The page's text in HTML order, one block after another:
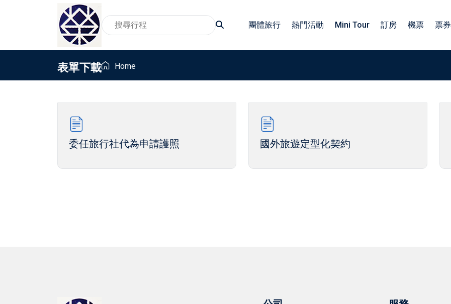
團體旅行 熱門活動 Mini Tour
賞景賞花包車旅遊行程
2026親子包車行程
2026東北地區温泉包車行程
親子旅遊日本包車
員工旅遊日本包車
畢業旅行日本包車
關東包車中文司機
訂房 機票 票券
表單下載 Home
委任旅行社代為申請護照 國外旅遊定型化契約